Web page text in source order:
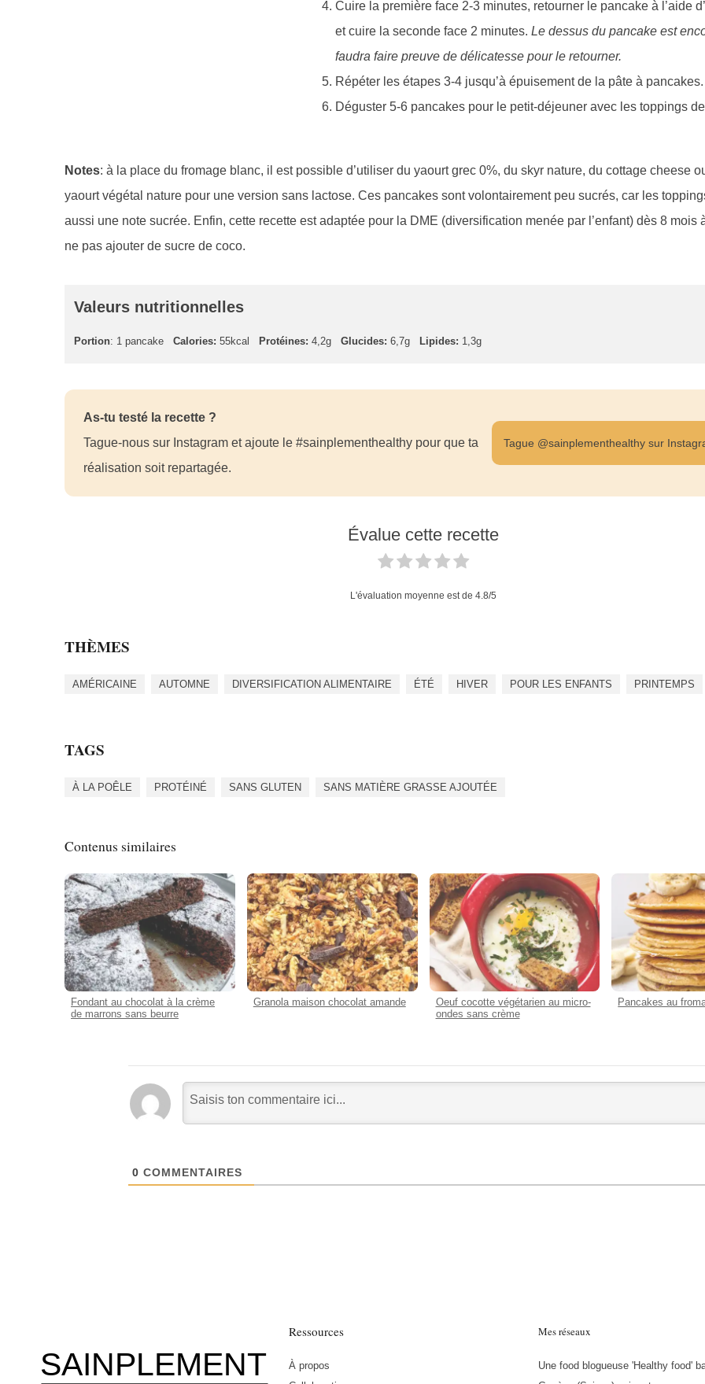
Cuire la première face 2-3 minutes, retourner le pancake à l’aide
et cuire la seconde face 2 minutes. Le dessus du pancake est
faudra faire preuve de délicatesse pour le retourner.
Répéter les étapes 3-4 jusqu’à épuisement de la pâte à pancakes.
Déguster 5-6 pancakes pour le petit-déjeuner avec les toppings
Notes: à la place du fromage blanc, il est possible d’utiliser du yaourt grec 0%, du skyr nature, du cottage cheese
yaourt végétal nature pour une version sans lactose. Ces pancakes sont volontairement peu sucrés, car les
aussi une note sucrée. Enfin, cette recette est adaptée pour la DME (diversification menée par l’enfant) dès 8 mois
ne pas ajouter de sucre de coco.
Valeurs nutritionnelles
Portion: 1 pancake Calories: 55kcal Protéines: 4,2g Glucides: 6,7g Lipides: 1,3g
As-tu testé la recette ?
Tague-nous sur Instagram et ajoute le #sainplementhealthy pour que ta
réalisation soit repartagée.
Tague @sainplementhealthy sur
Évalue cette recette
L'évaluation moyenne est de 4.8/5
THÈMES
AMÉRICAINE AUTOMNE DIVERSIFICATION ALIMENTAIRE ÉTÉ HIVER POUR LES ENFANTS PRINTEMPS
TAGS
À LA POÊLE PROTÉINÉ SANS GLUTEN SANS MATIÈRE GRASSE AJOUTÉE
Contenus similaires
Fondant au chocolat à la crème
de marrons sans beurre
Granola maison chocolat amande
Oeuf cocotte végétarien au micro-
ondes sans crème
Pancakes au
0 COMMENTAIRES
SAINPLEMENT
Ressources
À propos
Mes réseaux
Une food blogueuse 'Healthy food'